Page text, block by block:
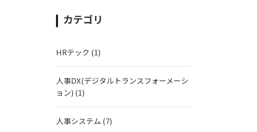
カテゴリ
HRテック (1)
人事DX(デジタルトランスフォーメーシ
ョン) (1)
人事システム (7)